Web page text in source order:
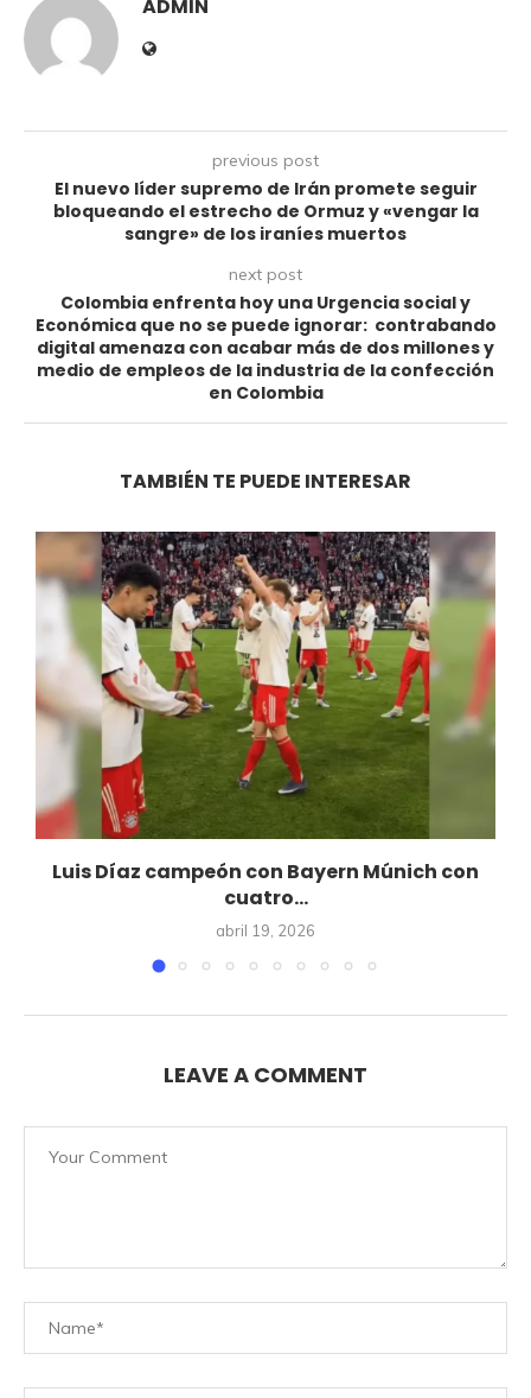
ADMIN
previous post
El nuevo líder supremo de Irán promete seguir
bloqueando el estrecho de Ormuz y «vengar la
sangre» de los iraníes muertos
next post
Colombia enfrenta hoy una Urgencia social y
Económica que no se puede ignorar: contrabando
digital amenaza con acabar más de dos millones y
medio de empleos de la industria de la confección
en Colombia
TAMBIÉN TE PUEDE INTERESAR
Luis Díaz campeón con Bayern Múnich con
cuatro...
abril 19, 2026
LEAVE A COMMENT